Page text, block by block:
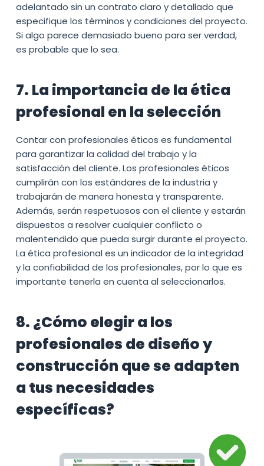
adelantado sin un contrato claro y detallado que
especifique los términos y condiciones del proyecto.
Si algo parece demasiado bueno para ser verdad,
es probable que lo sea.
7. La importancia de la ética
profesional en la selección
Contar con profesionales éticos es fundamental
para garantizar la calidad del trabajo y la
satisfacción del cliente. Los profesionales éticos
cumplirán con los estándares de la industria y
trabajarán de manera honesta y transparente.
Además, serán respetuosos con el cliente y estarán
dispuestos a resolver cualquier conflicto o
malentendido que pueda surgir durante el proyecto.
La ética profesional es un indicador de la integridad
y la confiabilidad de los profesionales, por lo que es
importante tenerla en cuenta al seleccionarlos.
8. ¿Cómo elegir a los
profesionales de diseño y
construcción que se adapten
a tus necesidades
específicas?